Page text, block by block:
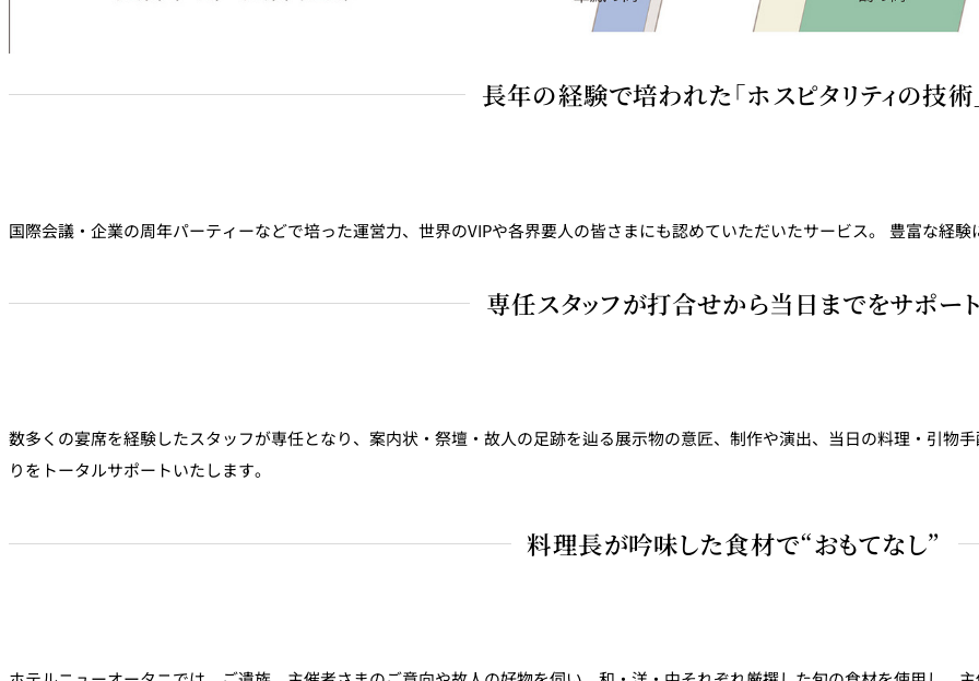
長年の経験で培われた「ホスピタリティの技術
国際会議・企業の周年パーティーなどで培った運営力、世界のVIPや各界要人の皆さまにも認めていただいたサービス。 豊富な経
専任スタッフが打合せから当日までをサポー
数多くの宴席を経験したスタッフが専任となり、案内状・祭壇・故人の足跡を辿る展示物の意匠、制作や演出、当日の料理・引物
りをトータルサポートいたします。
料理長が吟味した食材で“おもてなし”